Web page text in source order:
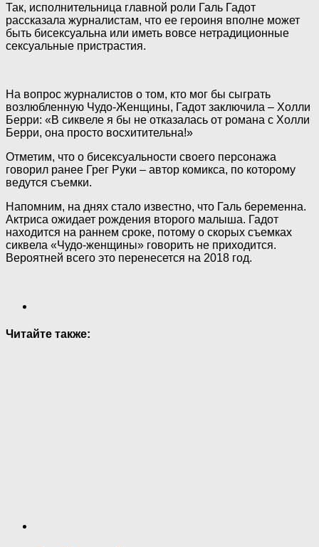
Так, исполнительница главной роли Галь Гадот
рассказала журналистам, что ее героиня вполне может
быть бисексуальна или иметь вовсе нетрадиционные
сексуальные пристрастия.
На вопрос журналистов о том, кто мог бы сыграть
возлюбленную Чудо-Женщины, Гадот заключила – Холли
Берри: «В сиквеле я бы не отказалась от романа с Холли
Берри, она просто восхитительна!»
Отметим, что о бисексуальности своего персонажа
говорил ранее Грег Руки – автор комикса, по которому
ведутся съемки.
Напомним, на днях стало известно, что Галь беременна.
Актриса ожидает рождения второго малыша. Гадот
находится на раннем сроке, потому о скорых съемках
сиквела «Чудо-женщины» говорить не приходится.
Вероятней всего это перенесется на 2018 год.
Читайте также: